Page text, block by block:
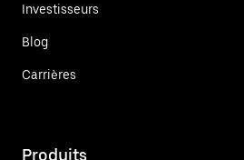
Investisseurs
Blog
Carrières
Produits